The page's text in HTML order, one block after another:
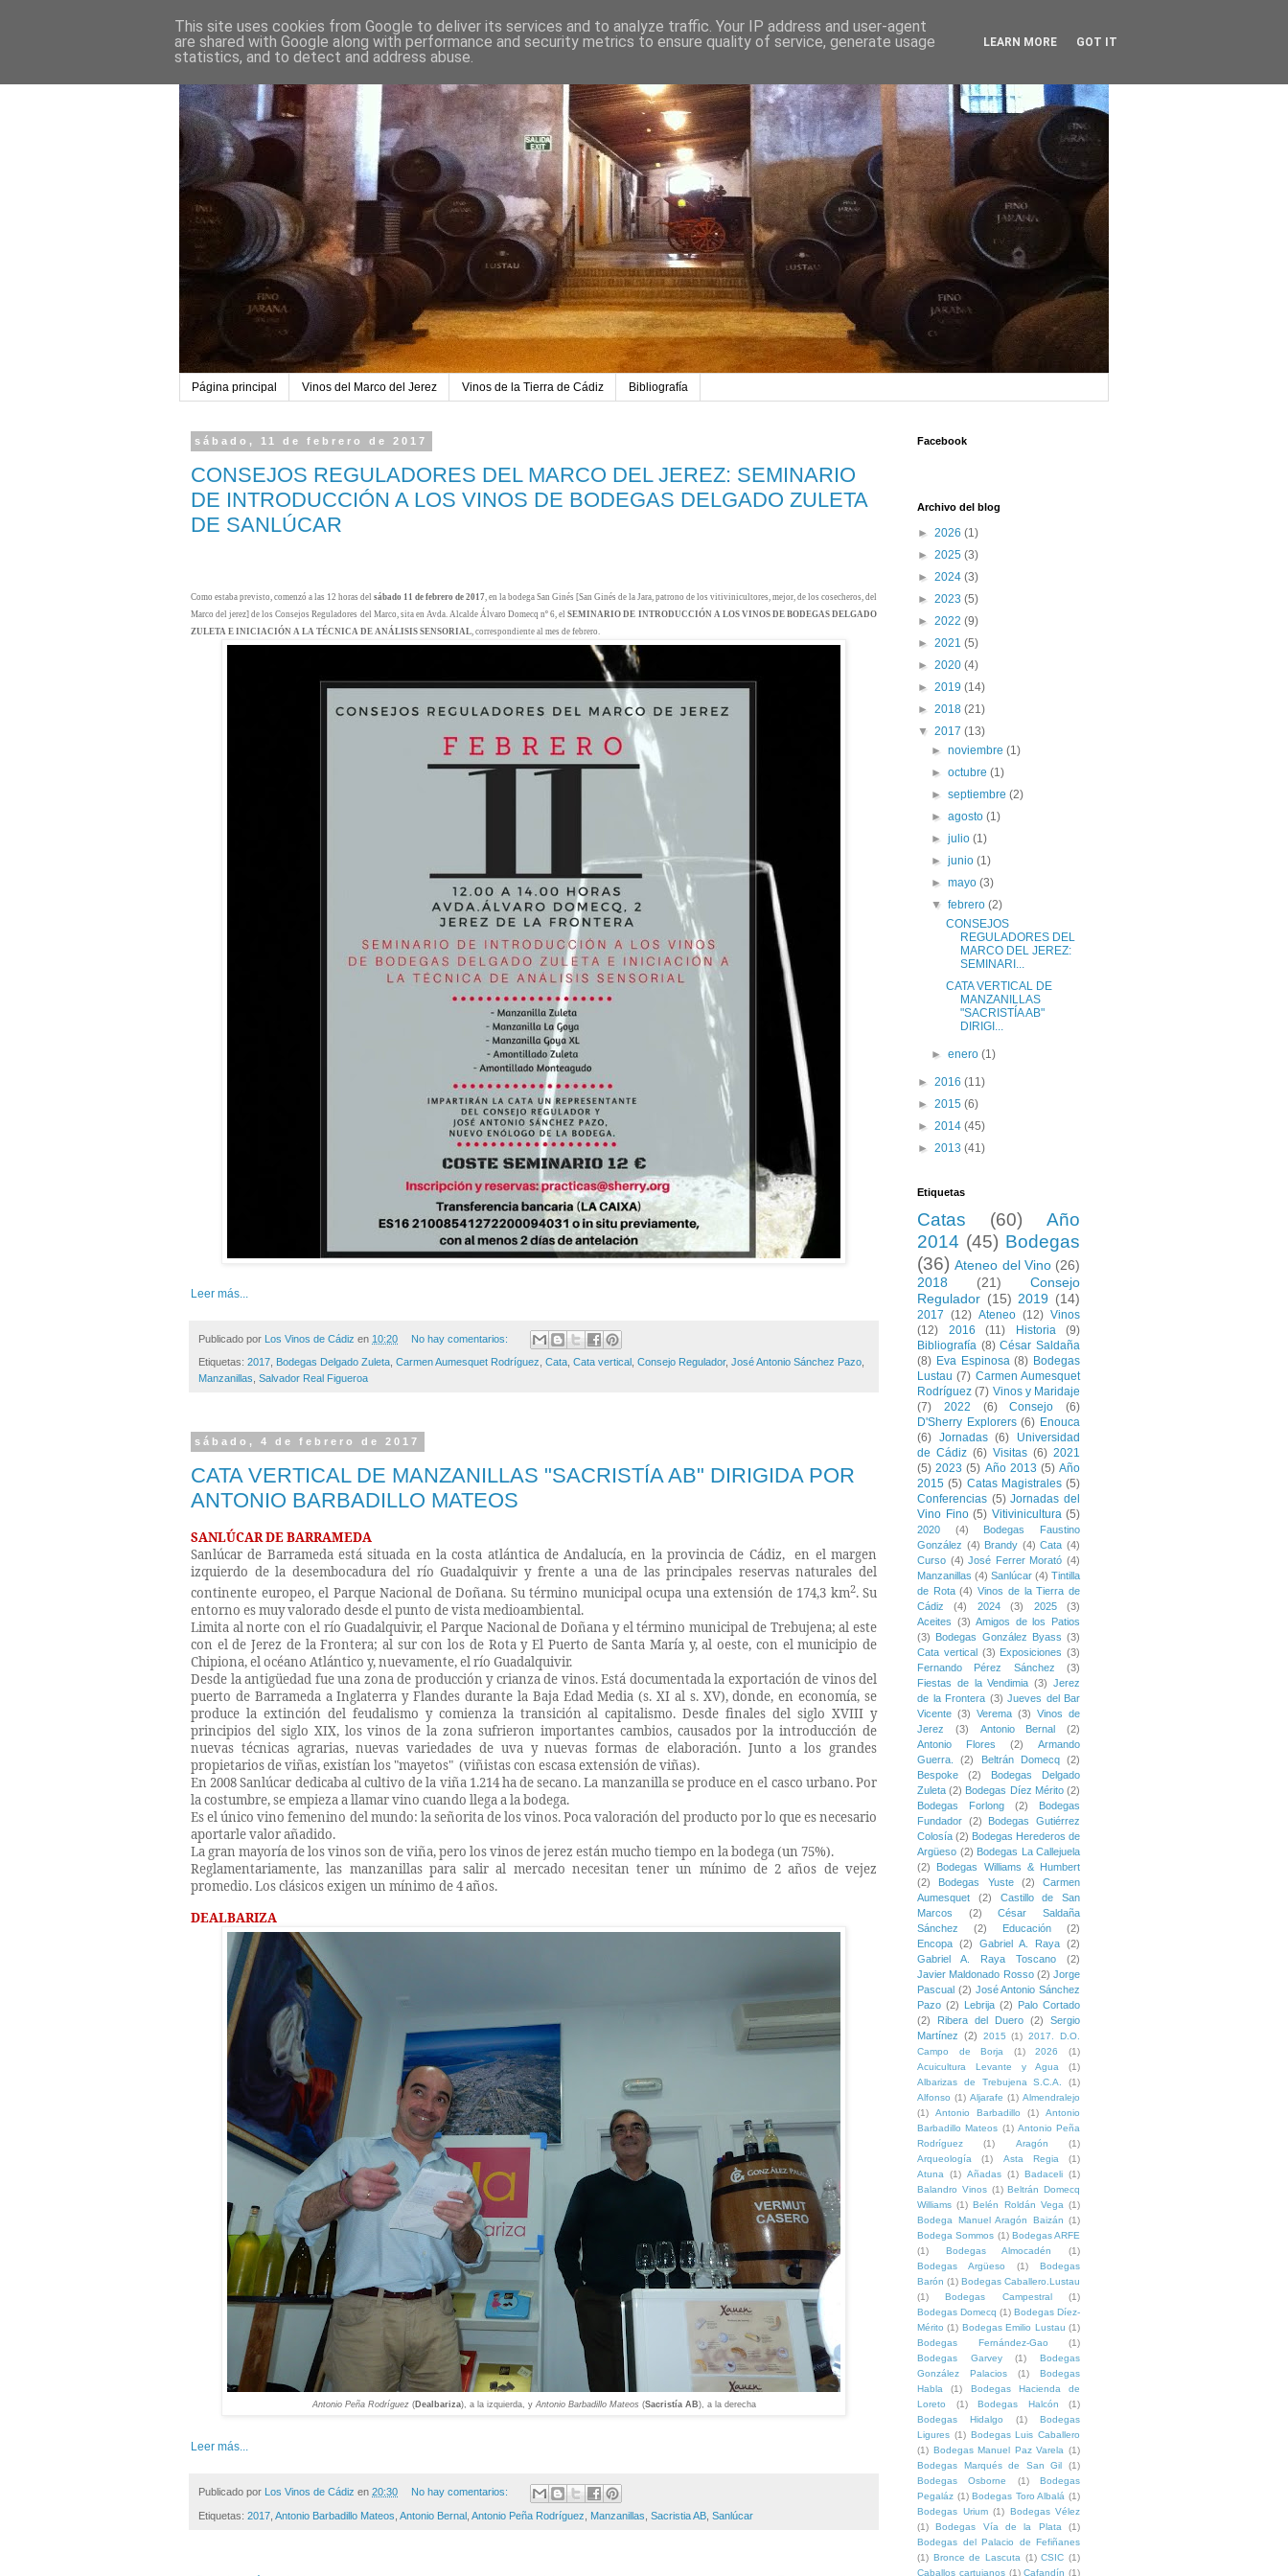
Página principal Vinos del Marco del Jerez Vinos de la Tierra de Cádiz Bibliografía
sábado, 11 de febrero de 2017
CONSEJOS REGULADORES DEL MARCO DEL JEREZ: SEMINARIO
DE INTRODUCCIÓN A LOS VINOS DE BODEGAS DELGADO ZULETA
DE SANLÚCAR
Como estaba previsto, comenzó a las 12 horas del sábado 11 de febrero de 2017, en la bodega San Ginés [San Ginés de la Jara, patrono de los vitivinicultores, mejor, de los cosecheros, del
Marco del jerez] de los Consejos Reguladores del Marco, sita en Avda. Alcalde Álvaro Domecq nº 6, elSEMINARIO DE INTRODUCCIÓN A LOS VINOS DE BODEGAS DELGADO
ZULETA E INICIACIÓN A LA TÉCNICA DE ANÁLISIS SENSORIAL, correspondiente al mes de febrero.
Leer más...
Publicado por Los Vinos de Cádiz en 10:20 No hay comentarios:
Etiquetas: 2017, Bodegas Delgado Zuleta, Carmen Aumesquet Rodríguez, Cata, Cata vertical , Consejo Regulador, José Antonio Sánchez Pazo,
Manzanillas, Salvador Real Figueroa
sábado, 4 de febrero de 2017
CATA VERTICAL DE MANZANILLAS "SACRISTÍA AB" DIRIGIDA POR
ANTONIO BARBADILLO MATEOS
SANLÚCAR DE BARRAMEDA
Sanlúcar de Barrameda está situada en la costa atlántica de Andalucía, en la provincia de Cádiz, en el margen
izquierdo de la desembocadura del río Guadalquivir y frente a una de las principales reservas naturales del
continente europeo, el Parque Nacional de Doñana. Su término municipal ocupa una extensión de 174,3 km2. Su
entorno es muy valorado desde el punto de vista medioambiental.
Limita al norte con el río Guadalquivir, el Parque Nacional de Doñana y el término municipal de Trebujena; al este
con el de Jerez de la Frontera; al sur con los de Rota y El Puerto de Santa María y, al oeste, con el municipio de
Chipiona, el océano Atlántico y, nuevamente, el río Guadalquivir.
Desde la antigüedad fue una zona de producción y crianza de vinos. Está documentada la exportación de vinos del
puerto de Barrameda a Inglaterray Flandes durante la Baja Edad Media (s. XI al s. XV), donde, en economía, se
produce la extinción del feudalismo y comienza la transición al capitalismo. Desde finales del siglo XVIII y
principios del siglo XIX, los vinos de la zona sufrieron importantes cambios, causados por la introducción de
nuevas técnicas agrarias, nuevas variedades de uva y nuevas formas de elaboración. Junto a los grandes
propietarios de viñas, existían los "mayetos" (viñistas con escasa extensión de viñas).
En 2008 Sanlúcar dedicaba al cultivo de la viña 1.214 ha de secano. La manzanilla se produce en el casco urbano. Por
la costumbre, se empieza a llamar vino cuando llega a la bodega.
Es el único vino femenino del mundo: la señorita de los vinos. Poca valoración del producto por lo que es necesario
aportarle valor añadido.
La gran mayoría de los vinos son de viña, pero los vinos de jerez están mucho tiempo en la bodega (un 75%).
Reglamentariamente, las manzanillas para salir al mercado necesitan tener un mínimo de 2 años de vejez
promedio. Los clásicos exigen un mínimo de 4 años.
DEALBARIZA
Antonio Peña Rodríguez(Dealbariza), a la izquierda, yAntonio Barbadillo Mateos (Sacristía AB), a la derecha
Leer más...
Publicado por Los Vinos de Cádiz en 20:30 No hay comentarios:
Etiquetas: 2017 Antonio Barbadillo Mateos Antonio Bernal Antonio Peña Rodríguez Manzanillas Sacristia AB Sanlúcar
Facebook
Archivo del blog
► 2026 (1)
► 2025 (3)
► 2024 (3)
► 2023 (5)
► 2022 (9)
► 2021 (5)
► 2020 (4)
► 2019 (14)
► 2018 (21)
▼ 2017 (13)
►noviembre(1)
►octubre(1)
►septiembre(2)
►agosto(1)
►julio(1)
►junio(1)
►mayo(3)
▼febrero(2)
CONSEJOS
REGULADORES DEL
MARCO DEL JEREZ:
SEMINARI...
CATA VERTICAL DE
MANZANILLAS
"SACRISTÍA AB"
DIRIGI...
►enero(1)
► 2016 (11)
► 2015 (6)
► 2014 (45)
► 2013 (41)
Etiquetas
Catas (60)
Año
2014 (45) Bodegas
(36) Ateneo del Vino (26)
2018
(21)
Consejo
Regulador (15) 2019 (14)
2017 (12) Ateneo (12) Vinos
(12)
2016 (11) Historia
(9)
Bibliografía (8) César Saldaña
(8) Eva Espinosa (8) Bodegas
Lustau (7) Carmen Aumesquet
Rodríguez (7) Vinos y Maridaje
(7)
2022 (6) Consejo
(6)
D'Sherry Explorers (6) Enouca
(6) Jornadas (6)
Universidad
de Cádiz (6) Visitas (6) 2021
(5) 2023 (5) Año 2013 (5) Año
2015 (5) Catas Magistrales (5)
Conferencias (5) Jornadas del
Vino Fino (5) Vitivinicultura (5)
2020 (4)
Bodegas Faustino
González (4) Brandy (4) Cata (4)
Curso (4) José Ferrer Morató (4)
Manzanillas (4) Sanlúcar (4) Tintilla
de Rota (4) Vinos de la Tierra de
Cádiz
(4) 2024 (3) 2025
(3)
Aceites (3) Amigos de los Patios
(3)
Bodegas González Byass (3)
Cata vertical (3) Exposiciones (3)
Fernando Pérez Sánchez
(3)
Fiestas de la Vendimia (3) Jerez
de la Frontera (3) Jueves del Bar
Vicente (3) Verema (3) Vinos de
Jerez
(3) Antonio Bernal
(2)
Antonio Flores
(2)
Armando
Guerra.
(2) Beltrán Domecq
(2)
Bespoke
(2)
Bodegas Delgado
Zuleta (2) Bodegas Díez Mérito (2)
Bodegas Forlong
(2)
Bodegas
Fundador (2)
Bodegas Gutiérrez
Colosía (2) Bodegas Herederos de
Argüeso (2) Bodegas La Callejuela
(2)
Bodegas Williams & Humbert
(2)
Bodegas Yuste (2)
Carmen
Aumesquet
(2)
Castillo de San
Marcos
(2)
César Saldaña
Sánchez
(2) Educación
(2)
Encopa (2) Gabriel A. Raya (2)
Gabriel A. Raya Toscano
(2)
Javier Maldonado Rosso (2) Jorge
Pascual (2) José Antonio Sánchez
Pazo (2) Lebrija (2)
Palo Cortado
(2)
Ribera del Duero (2)
Sergio
Martínez (2) 2015 (1) 2017. D.O.
Campo de Borja
(1) 2026
(1)
Acuicultura Levante y Agua
(1)
Albarizas de Trebujena S.C.A.
(1)
Alfonso (1) Aljarafe (1) Almendralejo
(1)
Antonio Barbadillo (1)
Antonio
Barbadillo Mateos (1) Antonio Peña
Rodríguez
(1) Aragón
(1)
Arqueología
(1) Asta Regia
(1)
Atuna (1) Añadas (1) Badaceli (1)
Balandro Vinos (1) Beltrán Domecq
Williams (1) Belén Roldán Vega (1)
Bodega Manuel Aragón Baizán (1)
Bodega Sommos (1) Bodegas ARFE
(1)
Bodegas Almocadén
(1)
Bodegas Argüeso
(1)
Bodegas
Barón (1) Bodegas Caballero.Lustau
(1)
Bodegas Campestral
(1)
Bodegas Domecq (1) Bodegas Díez-
Mérito (1) Bodegas Emilio Lustau (1)
Bodegas Fernández-Gao
(1)
Bodegas Garvey
(1)
Bodegas
González Palacios
(1)
Bodegas
Habla
(1)
Bodegas Hacienda de
Loreto
(1) Bodegas Halcón
(1)
Bodegas Hidalgo
(1)
Bodegas
Ligures (1) Bodegas Luis Caballero
(1) Bodegas Manuel Paz Varela (1)
Bodegas Marqués de San Gil
(1)
Bodegas Osborne
(1)
Bodegas
Pegaláz (1) Bodegas Toro Albalá (1)
Bodegas Urium (1)
Bodegas Vélez
(1)
Bodegas Vía de la Plata
(1)
Bodegas del Palacio de Fefiñanes
(1) Bronce de Lascuta (1) CSIC (1)
Caballos cartujanos (1) Cafandín (1)
This site uses cookies from Google to deliver its services and to analyze traffic. Your IP address and user-agent
are shared with Google along with performance and security metrics to ensure quality of service, generate usage
statistics, and to detect and address abuse.
LEARN MORE GOT IT